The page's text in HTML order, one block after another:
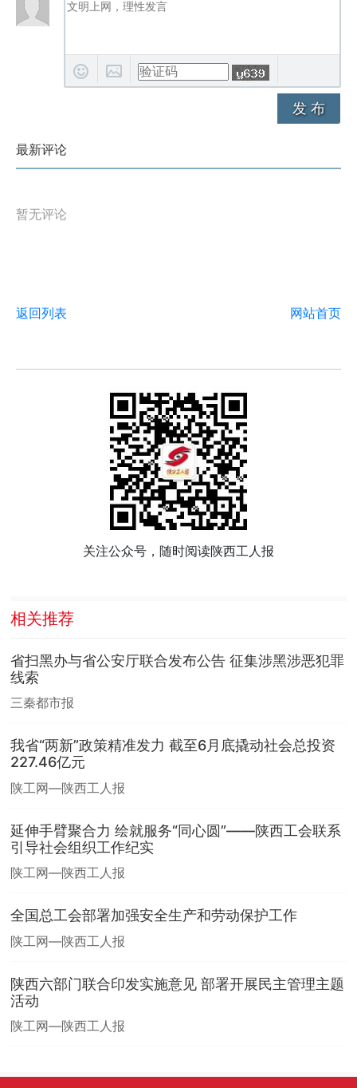
发 布
最新评论
暂无评论
返回列表 网站首页
关注公众号，随时阅读陕西工人报
相关推荐
省扫黑办与省公安厅联合发布公告 征集涉黑涉恶犯罪
线索
三秦都市报
我省“两新”政策精准发力 截至6月底撬动社会总投资
227.46亿元
陕工网—陕西工人报
延伸手臂聚合力 绘就服务“同心圆”——陕西工会联系
引导社会组织工作纪实
陕工网—陕西工人报
全国总工会部署加强安全生产和劳动保护工作
陕工网—陕西工人报
陕西六部门联合印发实施意见 部署开展民主管理主题
活动
陕工网—陕西工人报